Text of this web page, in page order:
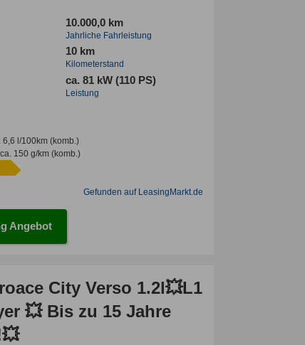
10.000,0 km
Jahrliche Fahrleistung
10 km
Kilometerstand
ca. 81 kW (110 PS)
Leistung
6,6 l/100km(komb.)
ca. 150 g/km(komb.)
Gefunden auf LeasingMarkt.de
Angebot
City Verso 1.2l💥L1
💥 Bis zu 15 Jahre